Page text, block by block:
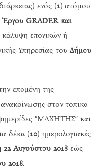
ενός (1) ατόμου
Έργου GRADER και
κάλυψη εποχικών ή
Υπηρεσίας του Δήμου
επομένη της
στον τοπικό
“ΜΑΧΗΤΗΣ” και
δέκα (10) ημερολογιακές
22 Αυγούστου 2018 εώς
2018.